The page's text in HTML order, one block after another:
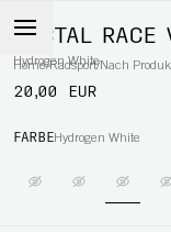
Home/Radsport/Nach
TECTAL RACE
Hydrogen White
20,00 EUR
FARBEHydrogen White